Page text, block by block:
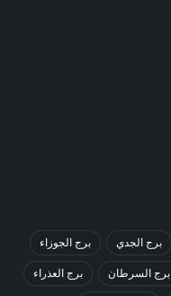
برج الجدي برج الجوزاء
برج السرطان برج العذراء